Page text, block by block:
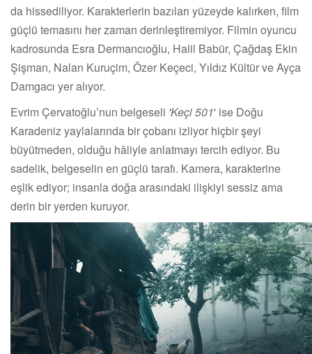
da hissediliyor. Karakterlerin bazıları yüzeyde kalırken, film
güçlü temasını her zaman derinleştiremiyor. Filmin oyuncu
kadrosunda Esra Dermancıoğlu, Halil Babür, Çağdaş Ekin
Şişman, Nalan Kuruçim, Özer Keçeci, Yıldız Kültür ve Ayça
Damgacı yer alıyor.
Evrim Çervatoğlu’nun belgeseli 'Keçi 501' ise Doğu
Karadeniz yaylalarında bir çobanı izliyor hiçbir şeyi
büyütmeden, olduğu hâliyle anlatmayı tercih ediyor. Bu
sadelik, belgeselin en güçlü tarafı. Kamera, karakterine
eşlik ediyor; insanla doğa arasındaki ilişkiyi sessiz ama
derin bir yerden kuruyor.